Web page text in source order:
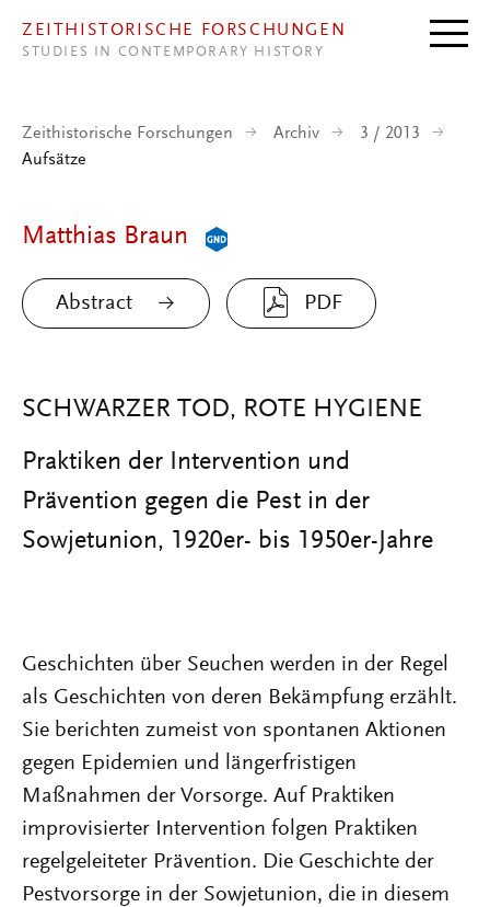
ZEITHISTORISCHE FORSCHUNGEN
STUDIES IN CONTEMPORARY HISTORY
Zeithistorische Forschungen Archiv
3 / 2013
Aufsätze
Matthias Braun
Abstract PDF
SCHWARZER TOD, ROTE HYGIENE
Praktiken der Intervention und
Prävention gegen die Pest in der
Sowjetunion, 1920er- bis 1950er-Jahre
Geschichten über Seuchen werden in der Regel
als Geschichten von deren Bekämpfung erzählt.
Sie berichten zumeist von spontanen Aktionen
gegen Epidemien und längerfristigen
Maßnahmen der Vorsorge. Auf Praktiken
improvisierter Intervention folgen Praktiken
regelgeleiteter Prävention. Die Geschichte der
Pestvorsorge in der Sowjetunion, die in diesem